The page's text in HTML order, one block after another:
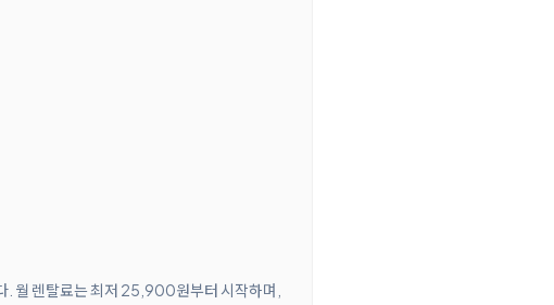
월 렌탈료는 최저 25,900원부터 시작하며,